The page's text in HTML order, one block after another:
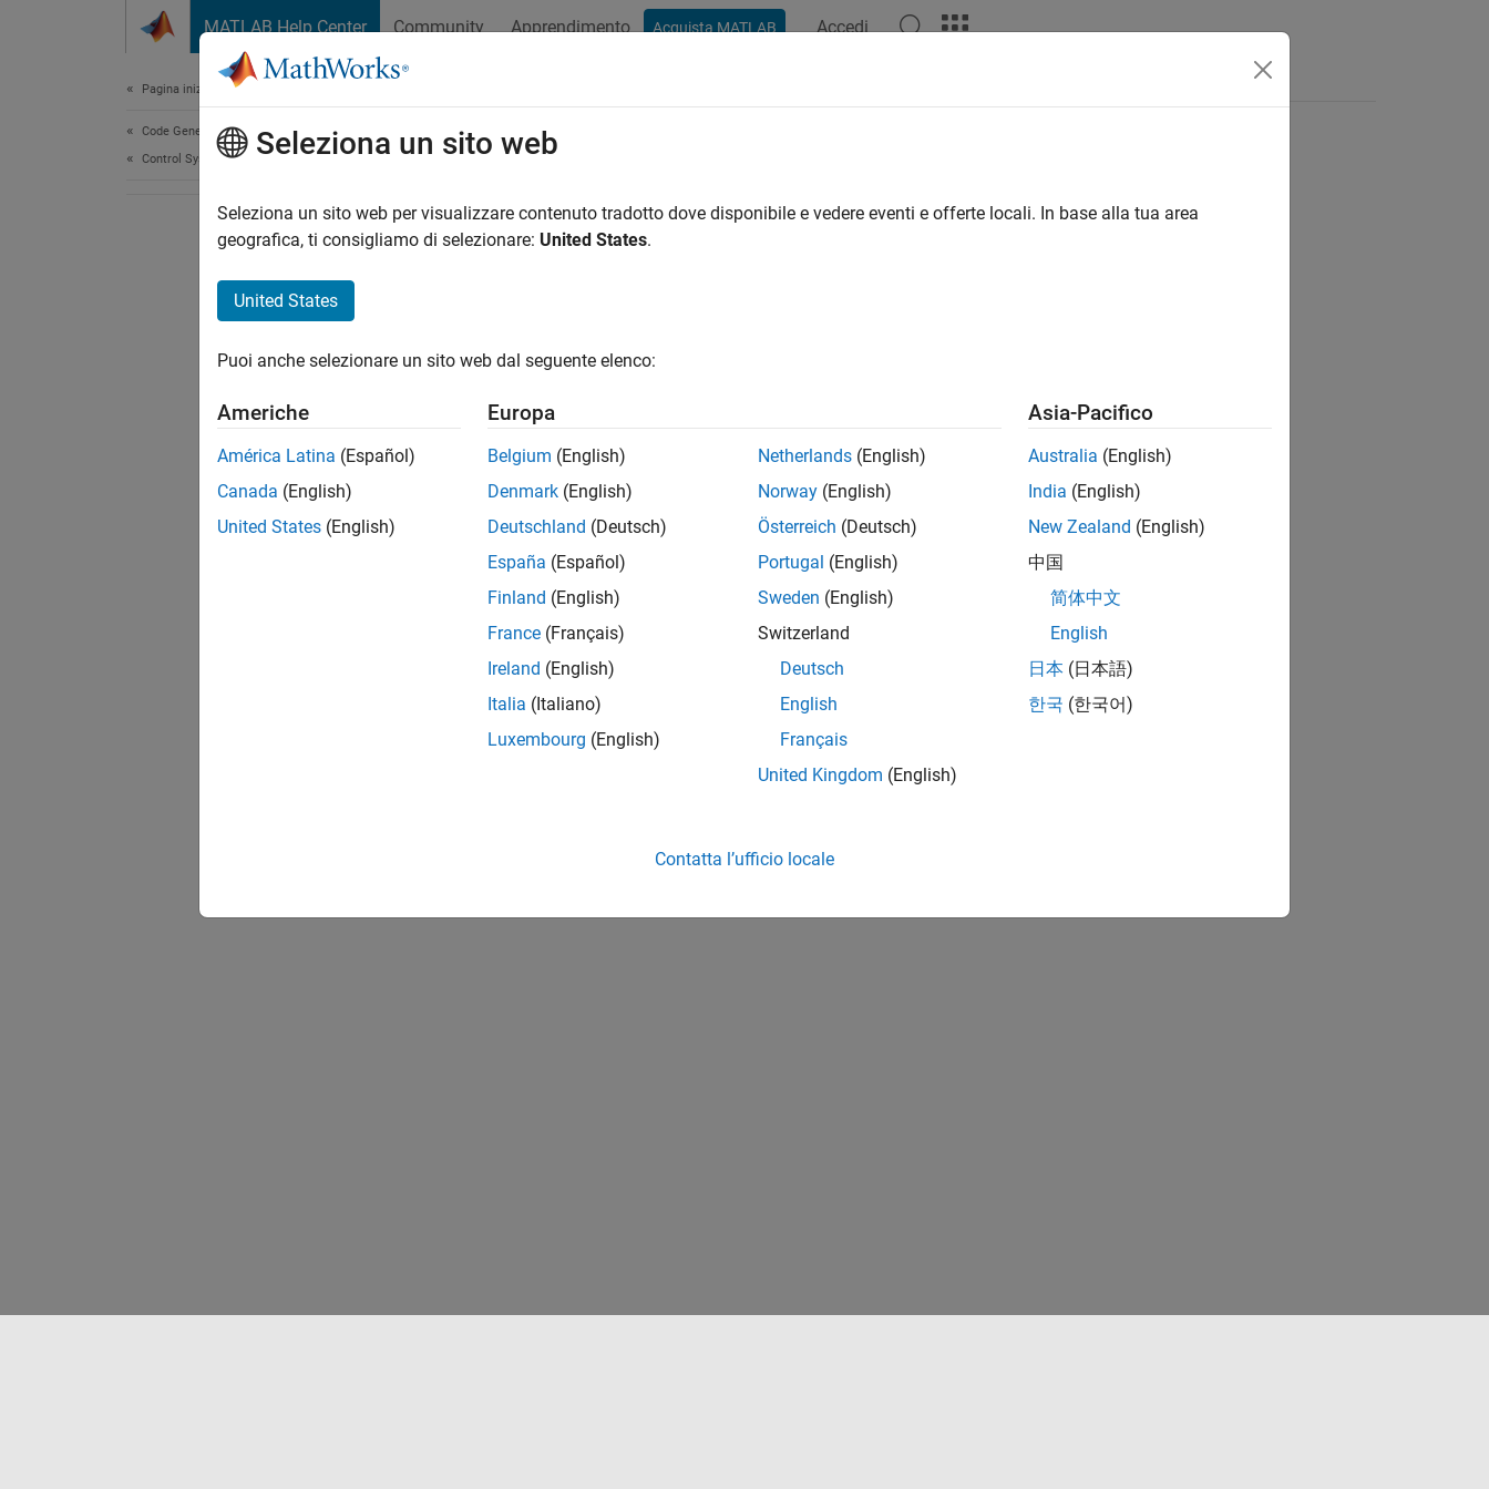
MATLAB Help Center Community Apprendimento Acquista MATLAB Accedi
Pagina iniziale della documentazione
Code Generation
Control Systems
How useful was this information?
Seleziona un sito web
Seleziona un sito web per visualizzare contenuto tradotto dove disponibile e vedere eventi e offerte locali. In base alla tua area
geografica, ti consigliamo di selezionare: United States.
United States
Puoi anche selezionare un sito web dal seguente elenco:
Americhe
América Latina (Español)
Canada (English)
United States (English)
Europa
Belgium (English)
Denmark (English)
Deutschland (Deutsch)
España (Español)
Finland (English)
France (Français)
Ireland (English)
Italia (Italiano)
Luxembourg (English)
Netherlands (English)
Norway (English)
Österreich (Deutsch)
Portugal (English)
Sweden (English)
Switzerland
Deutsch
English
Français
United Kingdom (English)
Asia-Pacifico
Australia (English)
India (English)
New Zealand (English)
中国
简体中文
English
日本 (日本語)
한국 (한국어)
Contatta l’ufficio locale